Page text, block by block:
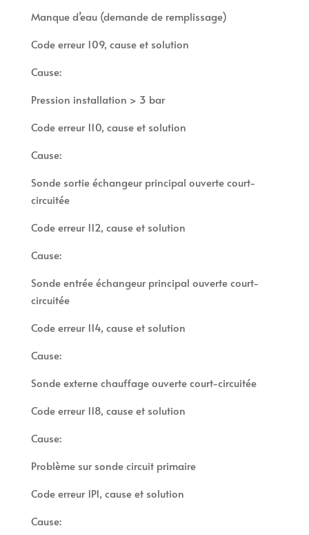
Manque d’eau (demande de remplissage)
Code erreur 109, cause et solution
Cause:
Pression installation > 3 bar
Code erreur 110, cause et solution
Cause:
Sonde sortie échangeur principal ouverte court-
circuitée
Code erreur 112, cause et solution
Cause:
Sonde entrée échangeur principal ouverte court-
circuitée
Code erreur 114, cause et solution
Cause:
Sonde externe chauffage ouverte court-circuitée
Code erreur 118, cause et solution
Cause:
Problème sur sonde circuit primaire
Code erreur 1P1, cause et solution
Cause: